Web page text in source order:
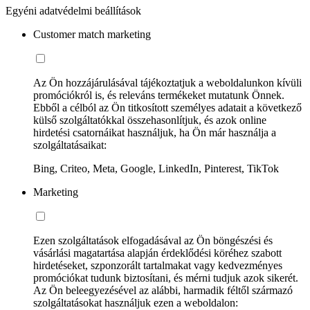
Egyéni adatvédelmi beállítások
Customer match marketing
Az Ön hozzájárulásával tájékoztatjuk a weboldalunkon kívüli
promóciókról is, és releváns termékeket mutatunk Önnek.
Ebből a célból az Ön titkosított személyes adatait a következő
külső szolgáltatókkal összehasonlítjuk, és azok online
hirdetési csatornáikat használjuk, ha Ön már használja a
szolgáltatásaikat:
Bing, Criteo, Meta, Google, LinkedIn, Pinterest, TikTok
Marketing
Ezen szolgáltatások elfogadásával az Ön böngészési és
vásárlási magatartása alapján érdeklődési köréhez szabott
hirdetéseket, szponzorált tartalmakat vagy kedvezményes
promóciókat tudunk biztosítani, és mérni tudjuk azok sikerét.
Az Ön beleegyezésével az alábbi, harmadik féltől származó
szolgáltatásokat használjuk ezen a weboldalon: